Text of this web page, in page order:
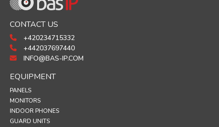
CONTACT US
+420234715332
+442037697440
INFO@BAS-IP.COM
EQUIPMENT
PANELS
MONITORS
INDOOR PHONES
GUARD UNITS